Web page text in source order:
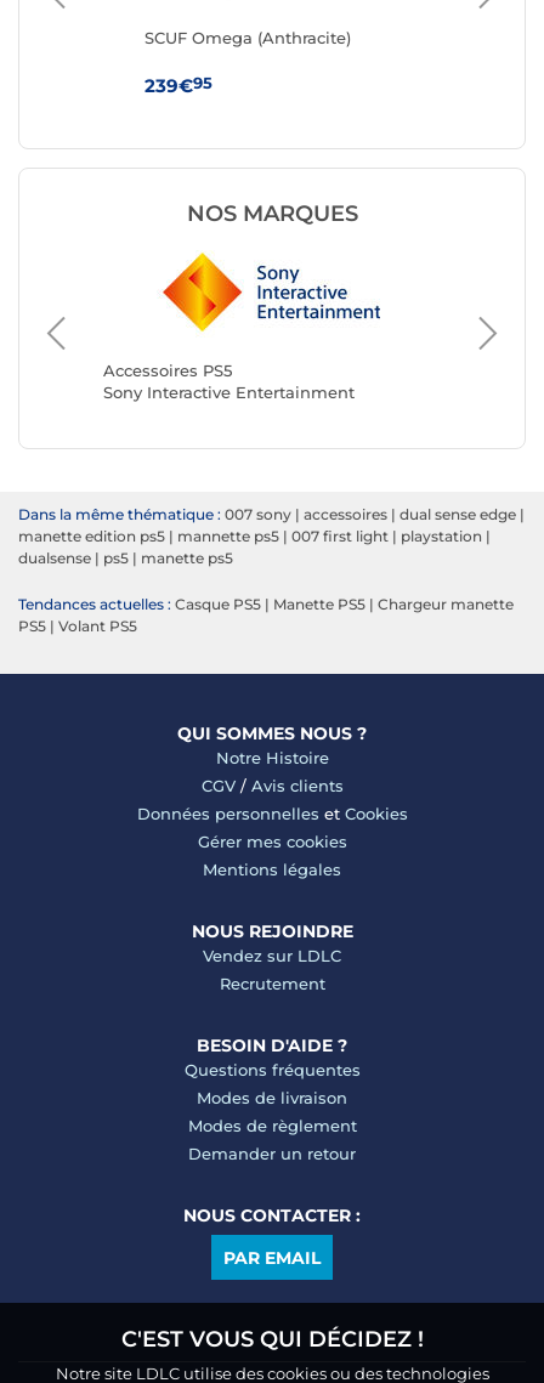
SCUF Omega (Anthracite)
239€95
NOS MARQUES
Accessoires PS5
Sony Interactive Entertainment
Razer
Dans la même thématique : 007 sony | accessoires | dual sense edge |
manette edition ps5 | mannette ps5 | 007 first light | playstation |
dualsense | ps5 | manette ps5
Tendances actuelles : Casque PS5 | Manette PS5 | Chargeur manette
PS5 | Volant PS5
QUI SOMMES NOUS ?
Notre Histoire
CGV/ Avis clients
Données personnelles et Cookies
Gérer mes cookies
Mentions légales
NOUS REJOINDRE
Vendez sur LDLC
Recrutement
BESOIN D'AIDE ?
Questions fréquentes
Modes de livraison
Modes de règlement
Demander un retour
NOUS CONTACTER :
PAR EMAIL
C'EST VOUS QUI DÉCIDEZ !
Notre site LDLC utilise des cookies ou des technologies